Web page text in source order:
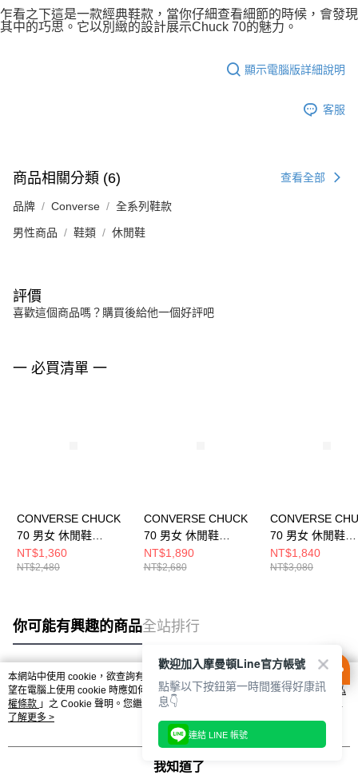
乍看之下這是一款經典鞋款，當你仔細查看細節的時候，會發現
其中的巧思。它以別緻的設計展示Chuck 70的魅力。
顯示電腦版詳細說明
客服
商品相關分類 (6) 查看全部
品牌 Converse 全系列鞋款
男性商品 鞋類 休閒鞋
評價
喜歡這個商品嗎？購買後給他一個好評吧
一 必買清單 一
CONVERSE CHUCK
70 男女 休閒鞋
A12407C
NT$1,360
NT$2,480
CONVERSE CHUCK
70 男女 休閒鞋
A13438C
NT$1,890
NT$2,680
CONVERSE
70 男女 休閒鞋
A10550C
NT$1,840
NT$3,080
你可能有興趣的商品全站排行
熱門標籤
本網站中使用 cookie，欲查詢有關本網站使用 cookie 方式之詳情，及若您不希
望在電腦上使用 cookie 時應如何變更電腦的 cookie 設定，請參閱本網站「
隱私
權條款 」之 Cookie 聲明。您繼續使用本網站即表示您同意本公司得按本網站使
用條款之 Cookie 聲明使用 cookie。
了解更多 >
我知道了
歡迎加入摩曼頓Line官方帳號
點擊以下按鈕第一時間獲得好康訊
息👇
連結 LINE 帳號